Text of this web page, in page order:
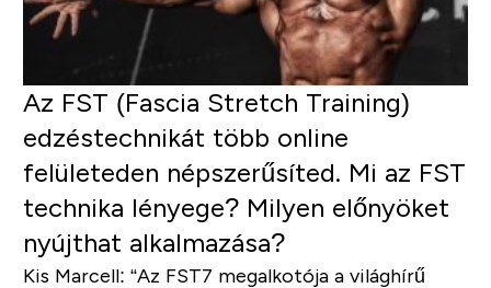
Az FST (Fascia Stretch Training)
edzéstechnikát több online
felületeden népszerűsíted. Mi az FST
technika lényege? Milyen előnyöket
nyújthat alkalmazása?
Kis Marcell: “Az FST7 megalkotója a világhírű